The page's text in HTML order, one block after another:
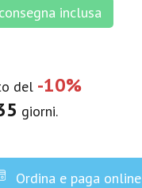
inclusa
del -10%
giorni.
Ordina e paga online